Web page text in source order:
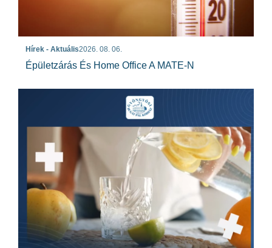
Hírek - Aktuális2026. 08. 06.
Épületzárás És Home Office A MATE-N